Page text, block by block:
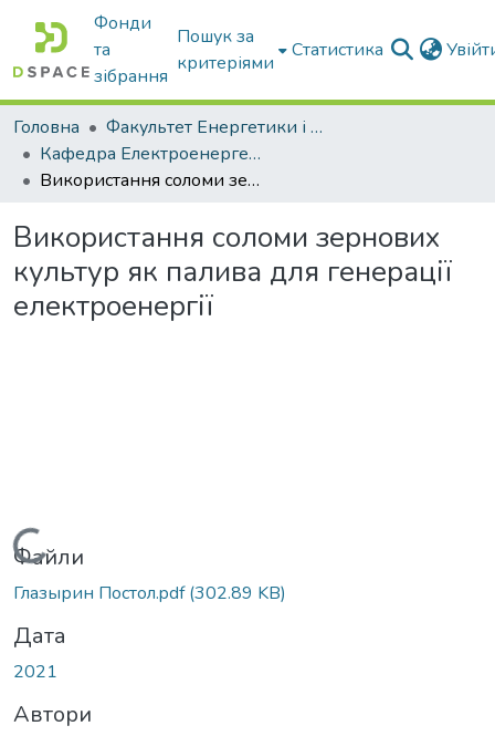
Фонди
та
зібрання
Пошук за
критеріями
Статистика
Головна
Факультет Енергетики і комп'ютерних технологій
Кафедра Електроенергетики і електротехнологій
Використання соломи зернових культур як палива для генерації електроенергії
Використання соломи зернових
культур як палива для генерації
електроенергії
Вантажиться...
Файли
Глазырин Постол.pdf(302.89 KB)
Дата
2021
Автори